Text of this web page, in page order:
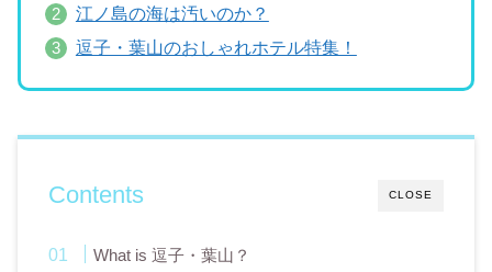
江ノ島の海は汚いのか？
逗子・葉山のおしゃれホテル特集！
CLOSE
Contents
What is 逗子・葉山？